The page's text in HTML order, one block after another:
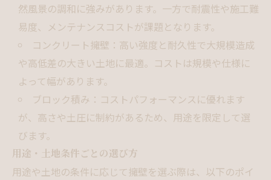
然風景の調和に強みがあります。一方で耐震性や施工難
易度、メンテナンスコストが課題となります。
コンクリート擁壁：高い強度と耐久性で大規模造成
や高低差の大きい土地に最適。コストは規模や仕様に
よって幅があります。
ブロック積み：コストパフォーマンスに優れます
が、高さや土圧に制約があるため、用途を限定して選
びます。
用途・土地条件ごとの選び方
用途や土地の条件に応じて擁壁を選ぶ際は、以下のポイ